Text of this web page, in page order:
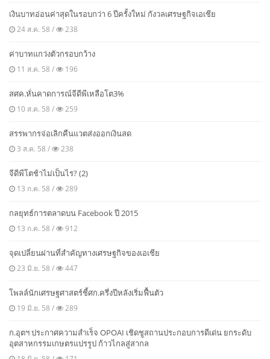
เงินบาทอ่อนค่าสุดในรอบกว่า 6 ปีครั้งใหม่ กังวลเศรษฐกิจเอเชีย
24 ส.ค. 58 / 238
ค่าบาทแกว่งตัวกรอบกว้าง
11 ส.ค. 58 / 196
สศค.หั่นคาดการณ์จีดีพีเหลือโต3%
10 ส.ค. 58 / 259
สรรพากรจ่อเลิกคืนแวตส่งออกเงินสด
3 ส.ค. 58 / 238
จีดีพีโตช้าไม่เป็นไร? (2)
13 ก.ค. 58 / 289
กลยุทธ์การตลาดบน Facebook ปี 2015
13 ก.ค. 58 / 912
จุดเปลี่ยนผ่านที่สำคัญทางเศรษฐกิจของเอเชีย
23 มิ.ย. 58 / 447
โพลล์นักเศรษฐศาสตร์ชี้ศก.ครึ่งปีหลังเริ่มฟื้นตัว
19 มิ.ย. 58 / 289
ก.อุตฯ ประกาศความสำเร็จ OPOAI เชิดชูสถานประกอบการดีเด่น ยกระดับ
อุตสาหกรรมเกษตรแปรรูป ก้าวไกลสู่สากล